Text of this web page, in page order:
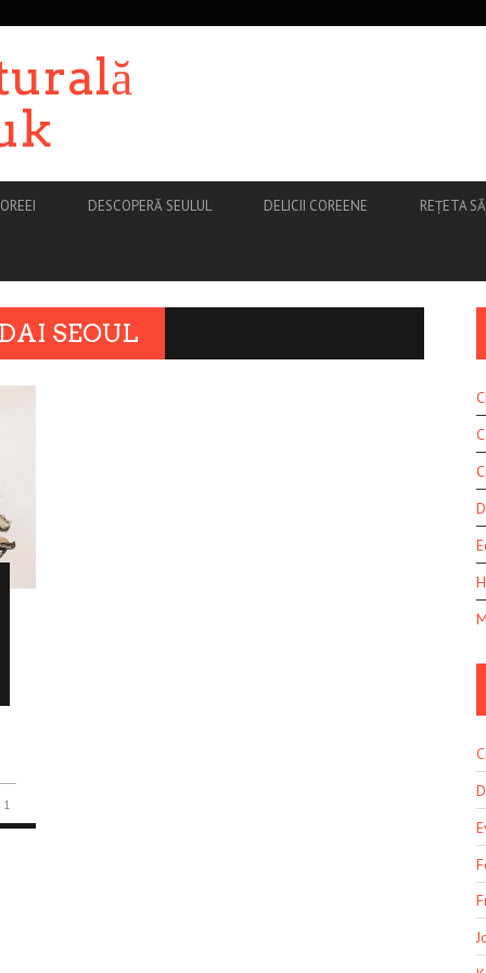
DESCOPERĂ SEULUL DELICII COREENE REȚETA
SEOUL
1